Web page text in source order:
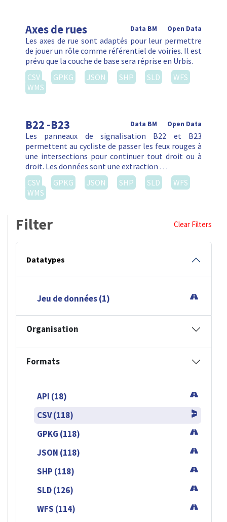
Axes de rues Open Data
Data BM
Les axes de rue sont adaptés pour leur permettre
de jouer un rôle comme référentiel de voiries. Il est
prévu que la couche de base sera réprise en Urbis.
CSV
GPKG JSON SHP SLD
WFS
WMS
B22 -B23 Open Data
Data BM
Les panneaux de signalisation B22 et B23
permettent au cycliste de passer les feux rouges à
une intersections pour continuer tout droit ou à
droit. Les données sont une extraction …
CSV
GPKG JSON SHP SLD
WFS
WMS
Filter Clear Filters
Datatypes
Jeu de données (1)
Organisation
Formats
API (18)
CSV (118)
GPKG (118)
JSON (118)
SHP (118)
SLD (126)
WFS (114)